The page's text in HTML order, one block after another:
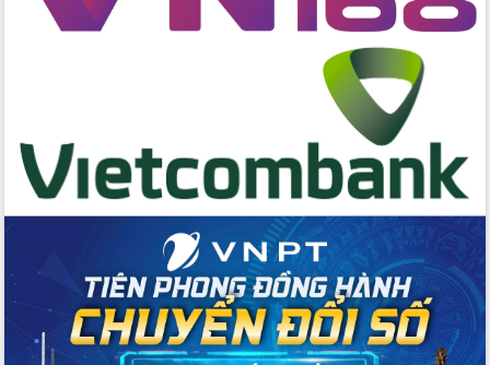
Thứ trưởng Bộ Y tế làm việc với tỉnh
Đắk Lắk về phát triển nhân lực y tế
Tập huấn ứng dụng trí tuệ nhân tạo (AI)
trong thương mại điện tử năm 2026
trao đổi thông tin trước Kỳ họp thứ
Quyết liệt cải cách hành chính, khơi
thông nguồn lực phát triển
Nâng cao hiệu lực, hiệu quả HĐND
tỉnh thông qua hiện đại hóa hành chính